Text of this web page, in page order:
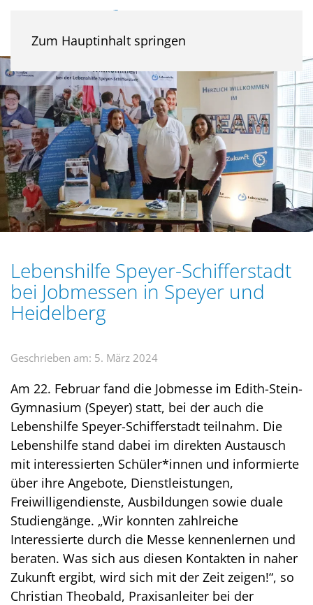
Zum Hauptinhalt springen
Lebenshilfe Speyer-Schifferstadt
bei Jobmessen in Speyer und
Heidelberg
Geschrieben am: 5. März 2024
Am 22. Februar fand die Jobmesse im Edith-Stein-
Gymnasium (Speyer) statt, bei der auch die
Lebenshilfe Speyer-Schifferstadt teilnahm. Die
Lebenshilfe stand dabei im direkten Austausch
mit interessierten Schüler*innen und informierte
über ihre Angebote, Dienstleistungen,
Freiwilligendienste, Ausbildungen sowie duale
Studiengänge. „Wir konnten zahlreiche
Interessierte durch die Messe kennenlernen und
beraten. Was sich aus diesen Kontakten in naher
Zukunft ergibt, wird sich mit der Zeit zeigen!“, so
Christian Theobald, Praxisanleiter bei der